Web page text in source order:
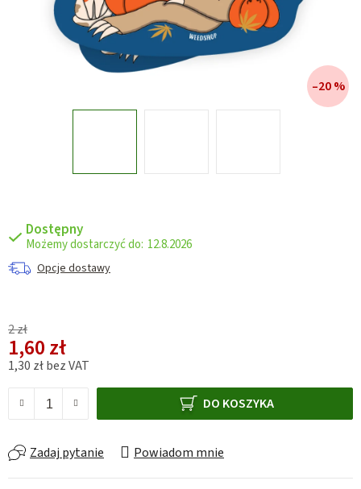
Dostępny
12.8.2026
Opcje dostawy
2 zł
1,60 zł
1,30 zł bez VAT
DO KOSZYKA
Zadaj pytanie Powiadom mnie
–20 %